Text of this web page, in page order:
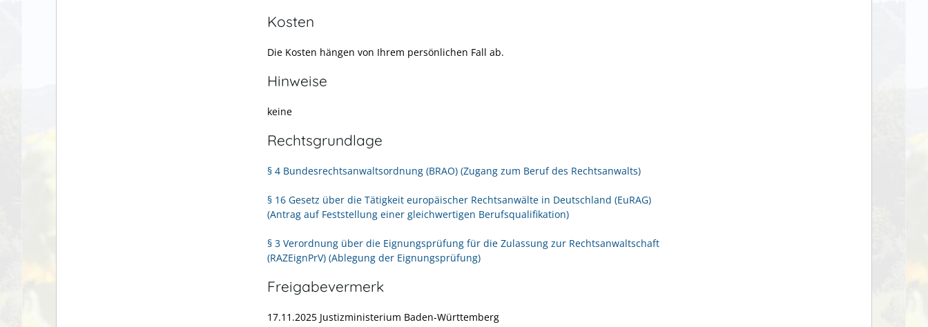
Kosten
Die Kosten hängen von Ihrem persönlichen Fall ab.
Hinweise
keine
Rechtsgrundlage
§ 4 Bundesrechtsanwaltsordnung (BRAO) (Zugang zum Beruf des Rechtsanwalts)
§ 16 Gesetz über die Tätigkeit europäischer Rechtsanwälte in Deutschland (EuRAG)
(Antrag auf Feststellung einer gleichwertigen Berufsqualifikation)
§ 3 Verordnung über die Eignungsprüfung für die Zulassung zur Rechtsanwaltschaft
(RAZEignPrV) (Ablegung der Eignungsprüfung)
Freigabevermerk
17.11.2025 Justizministerium Baden-Württemberg